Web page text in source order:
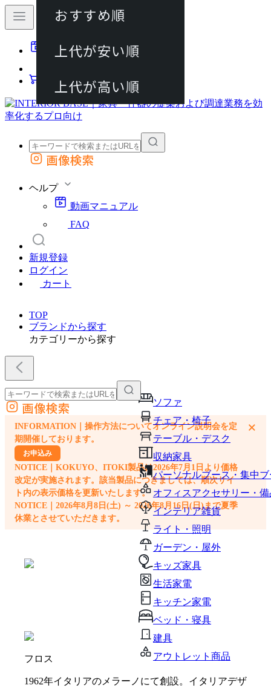
動画マニュアル
カート
外部サイトの商品をカートに追加
画像検索
ヘルプ
動画マニュアル
FAQ
新規登録
ログイン
カート
TOP
ブランドから探す
カテゴリーから探す
ソファ
チェア・椅子
テーブル・デスク
収納家具
パーソナルブース・集中
オフィスアクセサリー・備
インテリア雑貨
ライト・照明
ガーデン・屋外
キッズ家具
生活家電
キッチン家電
ベッド・寝具
建具
アウトレット商品
外部サイトの商品をカートに追加
他のサイトで見つけた商品ページのURLを貼り付けて、カートに追加できます
画像検索
INFORMATION｜操作方法についてオンライン説明会を定
期開催しております。
お申込み
NOTICE｜KOKUYO、ITOKI製品は2026年7月1日より価格
改定が実施されます。該当製品につきましては、順次サイ
ト内の表示価格を更新いたします。
NOTICE｜2026年8月8日(土) ～ 2026年8月16日(日)まで夏季
休業とさせていただきます。
×
フロス
1962年イタリアのメラーノにて創設。イタリアデザ
おすすめ順
上代が安い順
上代が高い順